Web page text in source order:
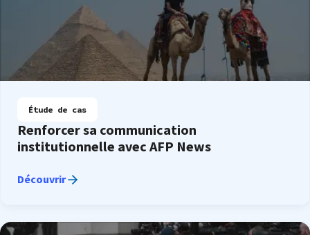
Étude de cas
Renforcer sa communication
institutionnelle avec AFP News
Découvrir